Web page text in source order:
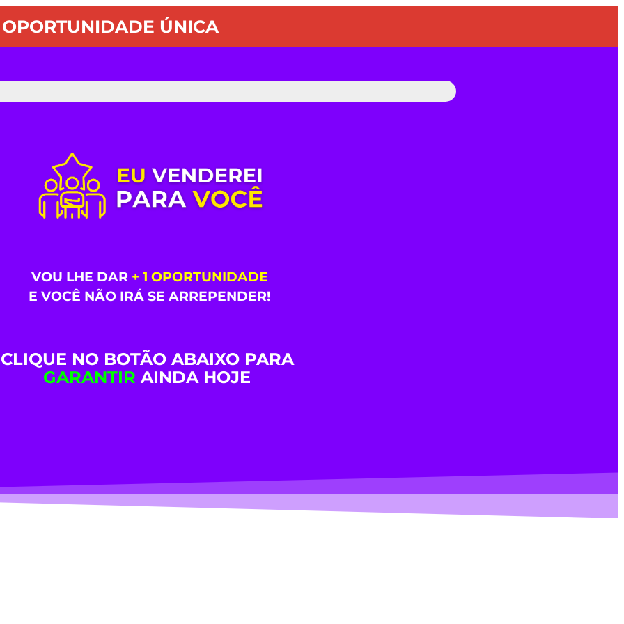
OPORTUNIDADE ÚNICA
VOU LHE DAR + 1 OPORTUNIDADE
E VOCÊ NÃO IRÁ SE ARREPENDER!
CLIQUE NO BOTÃO ABAIXO PARA
GARANTIR AINDA HOJE